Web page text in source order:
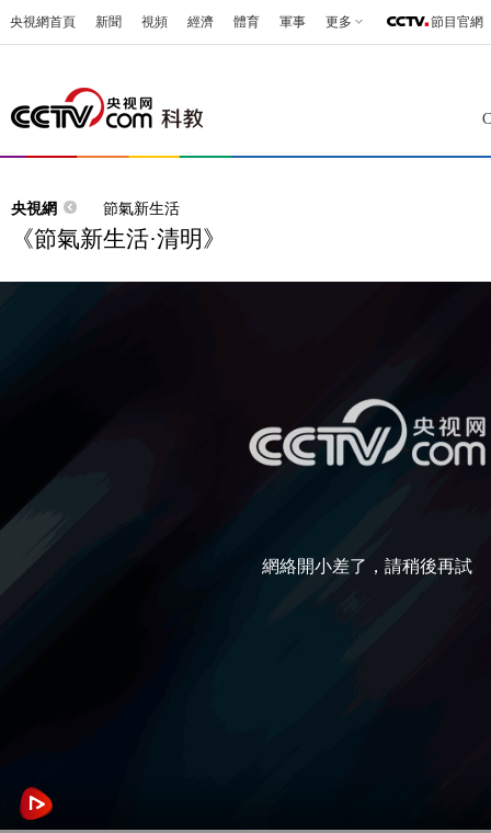
央視網首頁 新聞 視頻 經濟 體育 軍事 更多 節目官網
央視網 節氣新生活
《節氣新生活·清明》
網絡開小差了，請稍後再試